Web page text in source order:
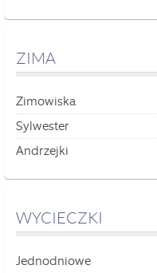
ZIMA
Zimowiska
Sylwester
Andrzejki
WYCIECZKI
Jednodniowe